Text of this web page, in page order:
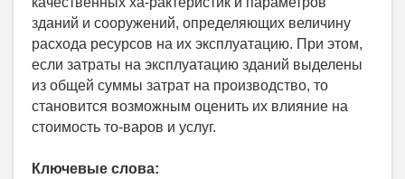
зданий и сооружений, определяющих величину
расхода ресурсов на их эксплуатацию. При этом,
если затраты на эксплуатацию зданий выделены
из общей суммы затрат на производство, то
становится возможным оценить их влияние на
стоимость то-варов и услуг.
Ключевые слова: